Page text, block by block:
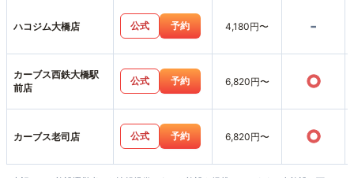
ハコジム大橋店 公式 予約 4,180円〜 -
カーブス西鉄大橋駅
前店
公式 予約 6,820円〜 ○
カーブス老司店 公式 予約 6,820円〜 ○